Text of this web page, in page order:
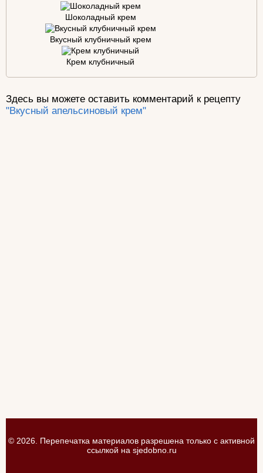
Шоколадный крем
Вкусный клубничный крем
Крем клубничный
Здесь вы можете оставить комментарий к рецепту
"Вкусный апельсиновый крем"
© 2026. Перепечатка материалов разрешена только с активной
ссылкой на sjedobno.ru